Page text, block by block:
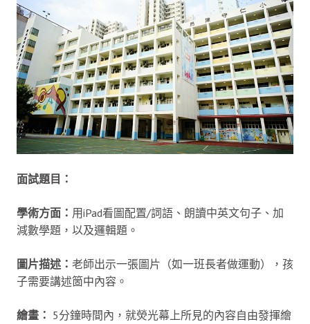
面試題目：
學術方面： 用iPad看圖配置/詞語、朗讀中英文句子、加
減數學題，以及邏輯題。
圖片描述： 老師出示一張圖片（如一班長者做運動），孩
子需要講述箇中內容。
繪畫： 5分鐘時間內，就熒光幕上所見的內容自由發揮繪